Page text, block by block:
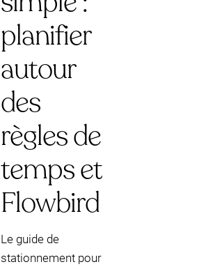
planifier
autour
des
règles de
temps et
Flowbird
Le guide de
stationnement pour